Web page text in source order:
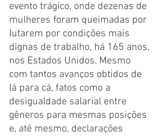
evento trágico, onde dezenas de
mulheres foram queimadas por
lutarem por condições mais
dignas de trabalho, há 165 anos,
nos Estados Unidos. Mesmo
com tantos avanços obtidos de
lá para cá, fatos como a
desigualdade salarial entre
gêneros para mesmas posições
e, até mesmo, declarações